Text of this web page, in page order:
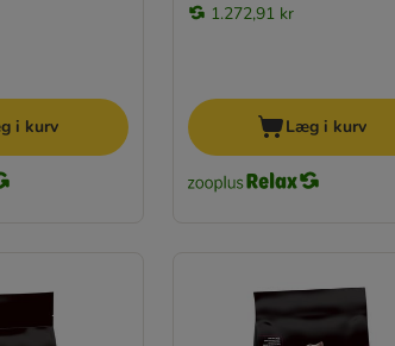
i kurv
1.272,91 kr
Læg i kurv